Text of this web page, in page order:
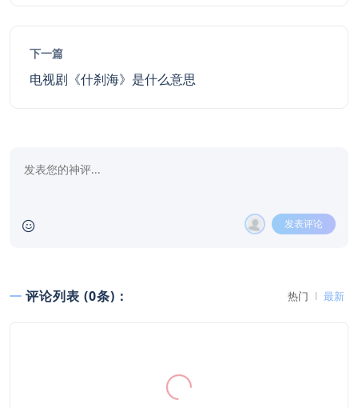
下一篇
电视剧《什刹海》是什么意思
发表评论
评论列表 (0条)： 热门 最新